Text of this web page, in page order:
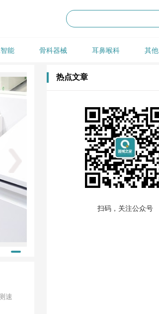
能 骨科器械 耳鼻喉科 其他
速
热点文章
扫码，关注公众号